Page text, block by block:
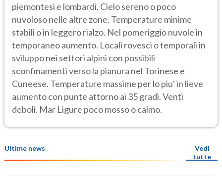
piemontesi e lombardi. Cielo sereno o poco
nuvoloso nelle altre zone. Temperature minime
stabili o in leggero rialzo. Nel pomeriggio nuvole in
temporaneo aumento. Locali rovesci o temporali in
sviluppo nei settori alpini con possibili
sconfinamenti verso la pianura nel Torinese e
Cuneese. Temperature massime per lo piu' in lieve
aumento con punte attorno ai 35 gradi. Venti
deboli. Mar Ligure poco mosso o calmo.
Ultime news
Vedi
tutte